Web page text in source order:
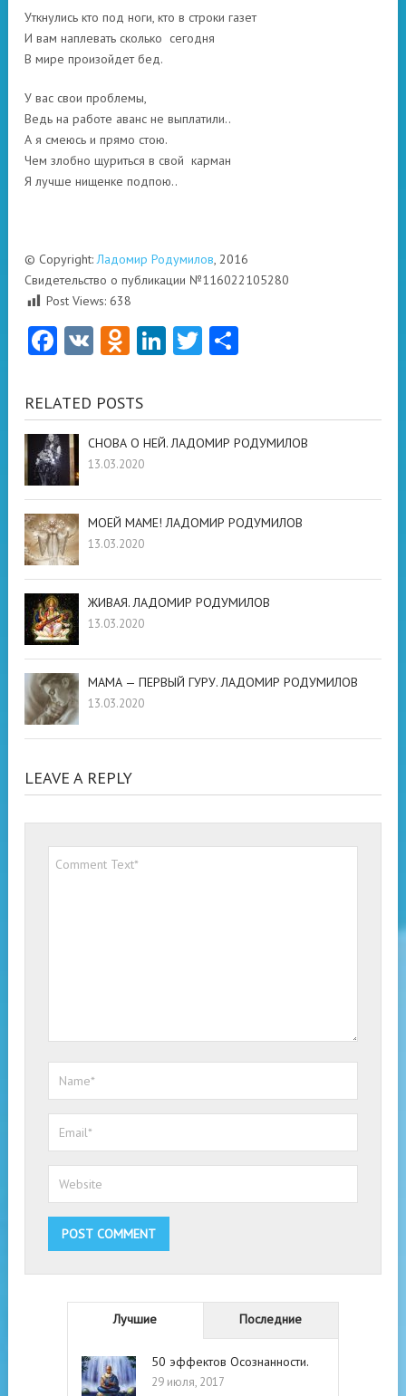
Уткнулись кто под ноги, кто в строки газет
И вам наплевать сколько сегодня
В мире произойдет бед.
У вас свои проблемы,
Ведь на работе аванс не выплатили..
А я смеюсь и прямо стою.
Чем злобно щуриться в свой карман
Я лучше нищенке подпою..
© Copyright:Ладомир Родумилов, 2016
Свидетельство о публикации №116022105280
Post Views: 638
Facebook
VK Odnoklassniki
LinkedIn
Twitter
RELATED POSTS
СНОВА О НЕЙ. ЛАДОМИР РОДУМИЛОВ
13.03.2020
МОЕЙ МАМЕ! ЛАДОМИР РОДУМИЛОВ
13.03.2020
ЖИВАЯ. ЛАДОМИР РОДУМИЛОВ
13.03.2020
МАМА — ПЕРВЫЙ ГУРУ. ЛАДОМИР РОДУМИЛОВ
13.03.2020
LEAVE A REPLY
Лучшие Последние
50 эффектов Осознанности.
29 июля, 2017